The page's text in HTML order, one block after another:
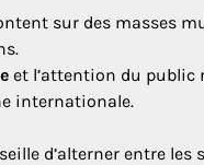
sur des masses
et l’attention du public
internationale.
d’alterner entre